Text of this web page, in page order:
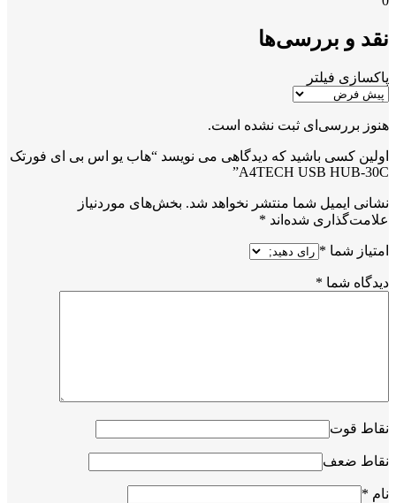
نقد و بررسی‌ها
پاکسازی فیلتر
هنوز بررسی‌ای ثبت نشده است.
اولین کسی باشید که دیدگاهی می نویسد “هاب یو اس بی ای فورتک
A4TECH USB HUB-30C”
نشانی ایمیل شما منتشر نخواهد شد. بخش‌های موردنیاز
علامت‌گذاری شده‌اند *
امتیاز شما *
دیدگاه شما *
نقاط قوت
نقاط ضعف
نام *